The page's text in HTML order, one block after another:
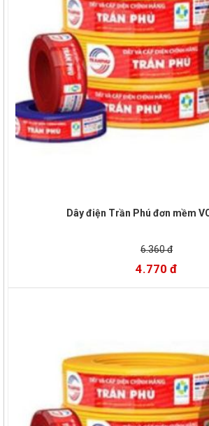
Dây điện Trần Phú đơn mềm
6.360 đ
4.770 đ